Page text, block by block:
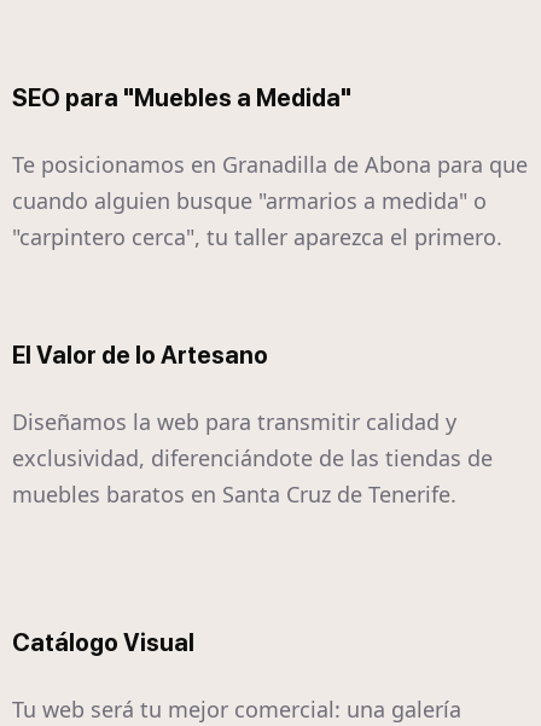
SEO para "Muebles a Medida"
Te posicionamos en Granadilla de Abona para que
cuando alguien busque "armarios a medida" o
"carpintero cerca", tu taller aparezca el primero.
El Valor de lo Artesano
Diseñamos la web para transmitir calidad y
exclusividad, diferenciándote de las tiendas de
muebles baratos en Santa Cruz de Tenerife.
Catálogo Visual
Tu web será tu mejor comercial: una galería